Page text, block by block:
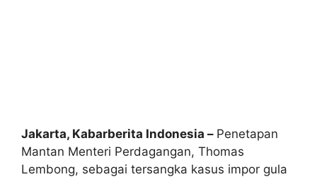
Jakarta, Kabarberita Indonesia – Penetapan
Mantan Menteri Perdagangan, Thomas
Lembong, sebagai tersangka kasus impor gula